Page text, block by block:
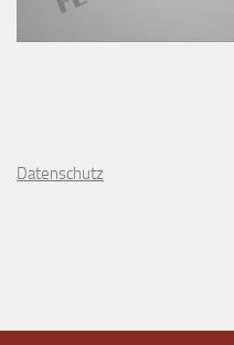
Datenschutz